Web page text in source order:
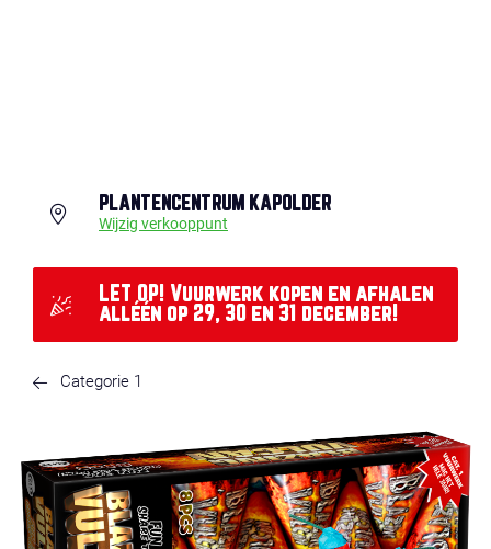
PLANTENCENTRUM KAPOLDER
Wijzig verkooppunt
LET OP! Vuurwerk kopen en afhalen
alléén op 29, 30 en 31 december!
Categorie 1